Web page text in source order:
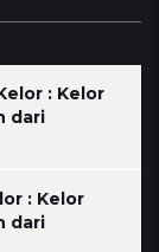
: Kelor
dari
: Kelor
dari